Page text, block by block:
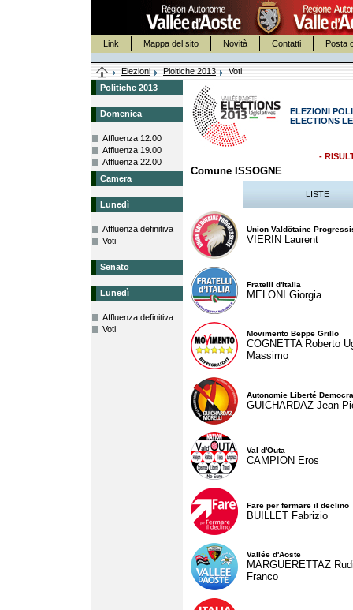
Link Mappa del sito Novità Contatti Posta
Elezioni Ploitiche 2013
Voti
Politiche 2013
Domenica
Affluenza 12.00
Affluenza 19.00
Affluenza 22.00
Camera
Lunedì
Affluenza definitiva
Voti
Senato
Lunedì
Affluenza definitiva
Voti
ELEZIONI
ELECTIONS
-
Comune ISSOGNE
LISTE
Union Valdôtaine
VIERIN Laurent
Fratelli d'Italia
MELONI Giorgia
Movimento Beppe Grillo
COGNETTA Roberto
Massimo
Autonomie Liberté
GUICHARDAZ Jean
Val d'Outa
CAMPION Eros
Fare per fermare il declino
BUILLET Fabrizio
Vallée d'Aoste
MARGUERETTAZ
Franco